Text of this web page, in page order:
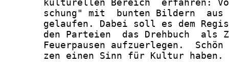
kulturellen Bereich  erfahren:
schung" mit  bunten Bildern
gelaufen. Dabei soll es dem
den Parteien  das Drehbuch  als
Feuerpausen aufzuerlegen.
       zen einen Sinn für Kultur haben.